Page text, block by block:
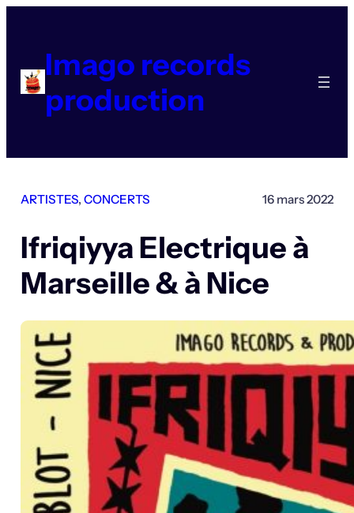
contenuImago records
production
ARTISTES, CONCERTS 16 mars 2022
Ifriqiyya Electrique à
Marseille & à Nice